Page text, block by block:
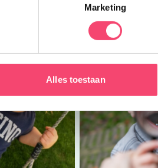
Marketing
Alles toestaan